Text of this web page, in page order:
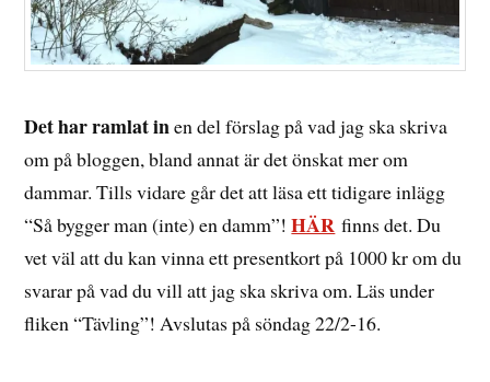
Det har ramlat inen del förslag på vad jag ska skriva
om på bloggen, bland annat är det önskat mer om
dammar. Tills vidare går det att läsa ett tidigare inlägg
“Så bygger man (inte) en damm”!HÄR finns det. Du
vet väl att du kan vinna ett presentkort på 1000 kr om du
svarar på vad du vill att jag ska skriva om. Läs under
fliken “Tävling”! Avslutas på söndag 22/2-16.